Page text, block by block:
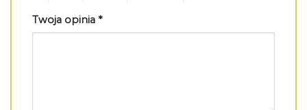
Twoja opinia *